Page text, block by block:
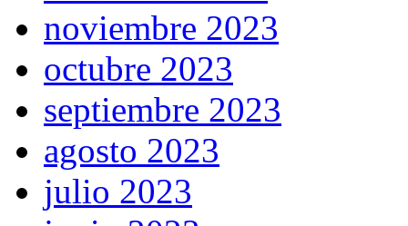
noviembre 2023
octubre 2023
septiembre 2023
agosto 2023
julio 2023